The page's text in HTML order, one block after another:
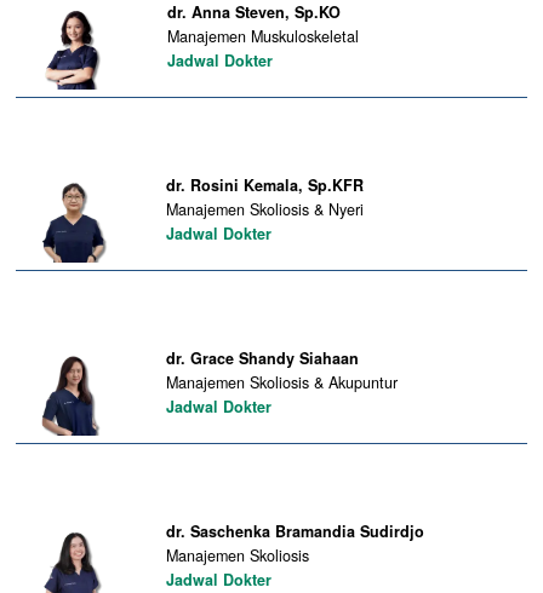
dr. Anna Steven, Sp.KO
Manajemen Muskuloskeletal
Jadwal Dokter
dr. Rosini Kemala, Sp.KFR
Manajemen Skoliosis & Nyeri
Jadwal Dokter
dr. Grace Shandy Siahaan
Manajemen Skoliosis & Akupuntur
Jadwal Dokter
dr. Saschenka Bramandia Sudirdjo
Manajemen Skoliosis
Jadwal Dokter